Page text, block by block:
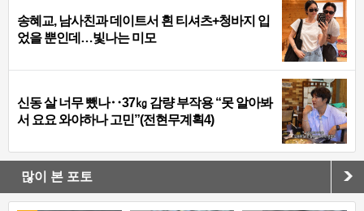
송혜교, 남사친과 데이트서 흰 티셔츠+청바지 입
었을 뿐인데…빛나는 미모
신동 살 너무 뺐나‥37㎏ 감량 부작용 “못 알아봐
서 요요 와야하나 고민”(전현무계획4)
많이 본 포토